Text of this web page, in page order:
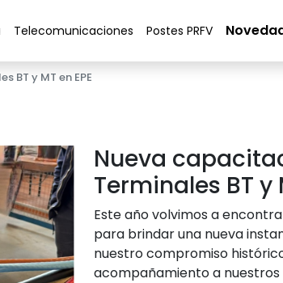
Telecomunicaciones Postes PRFV
BT y MT en EPE
Nueva
Terminales BT y
Este año volvimos a
para brindar una nueva
nuestro compromiso
acompañamiento a nuestros